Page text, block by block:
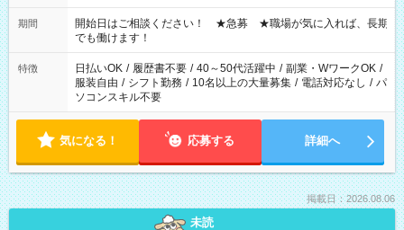
の場合、他のお仕事と合わせ週40時間超の就業はご案内できま
せん ※法令に基づき、週20時間以上勤務は社会保険への加入対
象となります ※労働者派遣法（日雇い派遣の原則禁止）によ
り、短時間・短期間の就業はご案内が難しい場合があります
期間
開始日はご相談ください！ ★急募 ★職場が気に入れば、長期
でも働けます！
特徴 日払いOK / 履歴書不要 / 40～50代活躍中 / 副業・WワークOK /
服装自由 / シフト勤務 / 10名以上の大量募集 / 電話対応なし / パ
ソコンスキル不要
気になる！ 応募する 詳細へ
掲載日：2026.08.06
未読